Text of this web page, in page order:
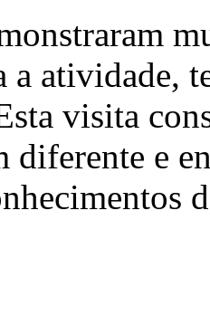
a atividade,
visita
diferente e